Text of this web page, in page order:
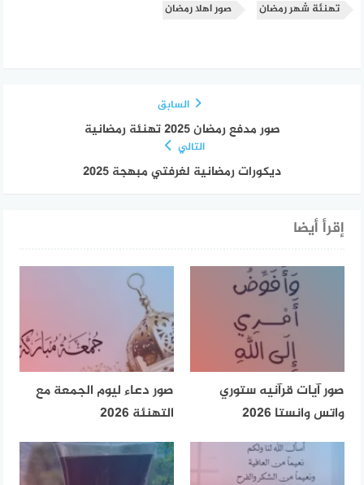
تهنئة شهر رمضان
صور اهلا رمضان
السابق
صور مدفع رمضان 2025 تهنئة رمضانية
التالي
ديكورات رمضانية لغرفتي مبهجة 2025
إقرأ أيضا
صور آيات قرآنيه ستوري
واتس وانستا 2026
صور دعاء ليوم الجمعة مع
التهنئة 2026